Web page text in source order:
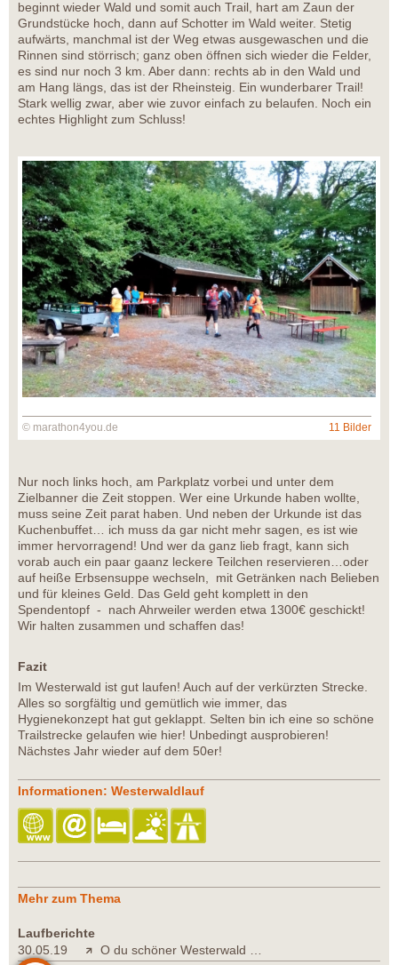
beginnt wieder Wald und somit auch Trail, hart am Zaun der
Grundstücke hoch, dann auf Schotter im Wald weiter. Stetig
aufwärts, manchmal ist der Weg etwas ausgewaschen und die
Rinnen sind störrisch; ganz oben öffnen sich wieder die Felder,
es sind nur noch 3 km. Aber dann: rechts ab in den Wald und
am Hang längs, das ist der Rheinsteig. Ein wunderbarer Trail!
Stark wellig zwar, aber wie zuvor einfach zu belaufen. Noch ein
echtes Highlight zum Schluss!
© marathon4you.de 11 Bilder
Nur noch links hoch, am Parkplatz vorbei und unter dem
Zielbanner die Zeit stoppen. Wer eine Urkunde haben wollte,
muss seine Zeit parat haben. Und neben der Urkunde ist das
Kuchenbuffet… ich muss da gar nicht mehr sagen, es ist wie
immer hervorragend! Und wer da ganz lieb fragt, kann sich
vorab auch ein paar gaanz leckere Teilchen reservieren…oder
auf heiße Erbsensuppe wechseln, mit Getränken nach Belieben
und für kleines Geld. Das Geld geht komplett in den
Spendentopf - nach Ahrweiler werden etwa 1300€ geschickt!
Wir halten zusammen und schaffen das!
Fazit
Im Westerwald ist gut laufen! Auch auf der verkürzten Strecke.
Alles so sorgfältig und gemütlich wie immer, das
Hygienekonzept hat gut geklappt. Selten bin ich eine so schöne
Trailstrecke gelaufen wie hier! Unbedingt ausprobieren!
Nächstes Jahr wieder auf dem 50er!
Informationen: Westerwaldlauf
Mehr zum Thema
Laufberichte
30.05.19
O du schöner Westerwald …